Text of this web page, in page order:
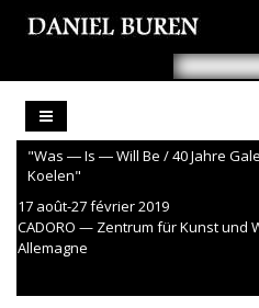
"Was ― Is ― Will Be / 40 Jahre
Koelen"
17 août-27 février 2019
CADORO — Zentrum für Kunst und
Allemagne